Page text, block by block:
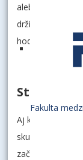
Fakulta
alebo v
držíme vám
hodnotám a boli
Ste navždy
Aj keď opúšťate
skupiny, vzťah s
začína sa nová